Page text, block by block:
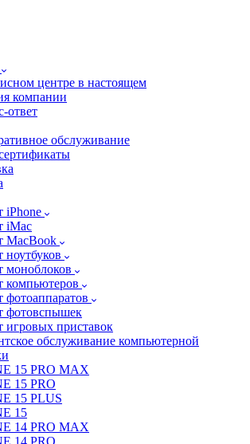
центре в настоящем
компании
ответ
обслуживание
iPhone
iMac
MacBook
ноутбуков
моноблоков
компьютеров
фотоаппаратов
фотовспышек
игровых приставок
обслуживание компьютерной
15 PRO MAX
15 PRO
15 PLUS
15
14 PRO MAX
14 PRO